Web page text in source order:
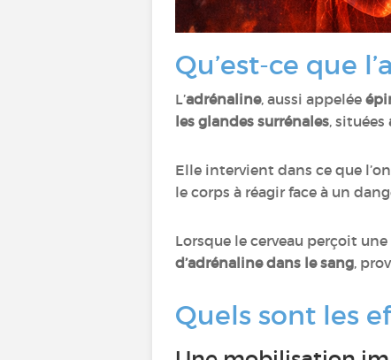
Qu’est-ce que
L’adrénaline, aussi appelée
les glandes surrénales, situées
Elle intervient dans ce que
le corps à réagir face à un
Lorsque le cerveau perçoit
d’adrénaline dans le sang,
Quels sont les